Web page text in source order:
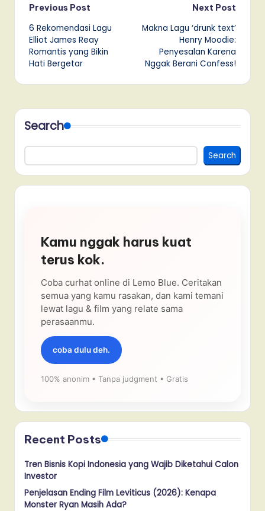
Post
navigation
Previous Post
6 Rekomendasi Lagu
Elliot James Reay
Romantis yang Bikin
Hati Bergetar
Next Post
Makna Lagu ‘drunk text’
Henry Moodie:
Penyesalan Karena
Nggak Berani Confess!
Search
Search
Kamu nggak harus kuat
terus kok.
Coba curhat online di Lemo Blue. Ceritakan
semua yang kamu rasakan, dan kami temani
lewat lagu & film yang relate sama
perasaanmu.
coba dulu deh.
100% anonim • Tanpa judgment • Gratis
Recent Posts
Tren Bisnis Kopi Indonesia yang Wajib Diketahui Calon
Investor
Penjelasan Ending Film Leviticus (2026): Kenapa
Monster Ryan Masih Ada?